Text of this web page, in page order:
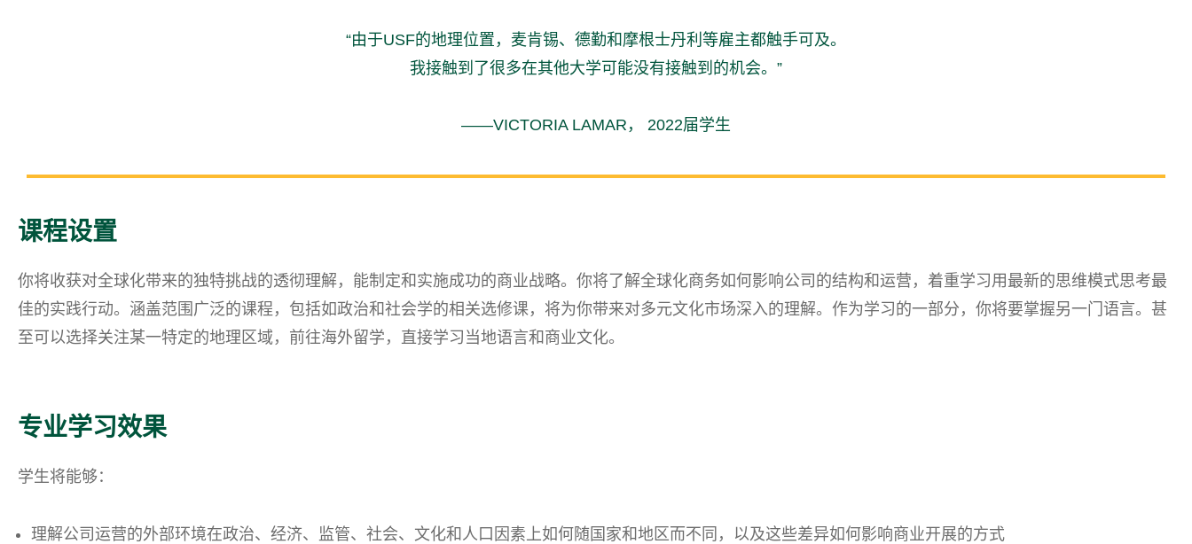
“由于USF的地理位置，麦肯锡、德勤和摩根士丹利等雇主都触手可及。
我接触到了很多在其他大学可能没有接触到的机会。”
——VICTORIA LAMAR， 2022届学生
课程设置
你将收获对全球化带来的独特挑战的透彻理解，能制定和实施成功的商业战略。你将了解全球化商务如何影响公司的结构和运营，着重学习用最新的思维模式思考最
佳的实践行动。涵盖范围广泛的课程，包括如政治和社会学的相关选修课，将为你带来对多元文化市场深入的理解。作为学习的一部分，你将要掌握另一门语言。甚
至可以选择关注某一特定的地理区域，前往海外留学，直接学习当地语言和商业文化。
专业学习效果
学生将能够：
理解公司运营的外部环境在政治、经济、监管、社会、文化和人口因素上如何随国家和地区而不同，以及这些差异如何影响商业开展的方式